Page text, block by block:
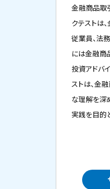
金融商品取
クテストは
従業員、法
には金融商
投資アドバ
ストは、金
な理解を深
実践を目的